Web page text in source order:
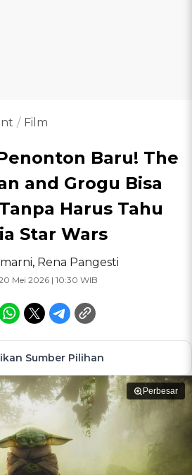
Film
Baru! The
and Grogu Bisa
Harus Tahu
Star Wars
, Rena Pangesti
Mei 2026 | 10:30 WIB
Sumber Pilihan
Perbesar